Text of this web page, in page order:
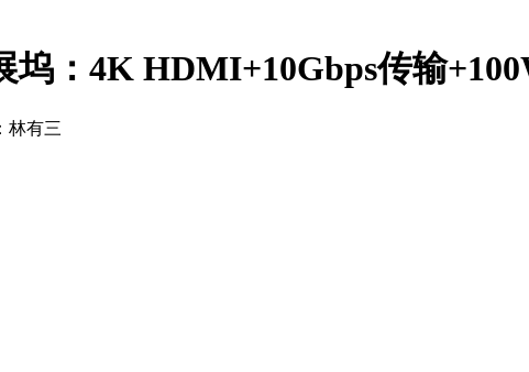
坞：4K HDMI+10Gbps传输
林有三